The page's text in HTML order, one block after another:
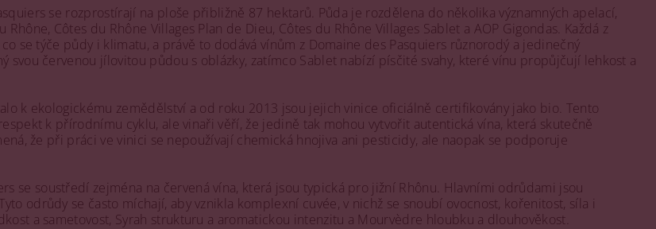
se rozprostírají na ploše přibližně 87 hektarů. Půda je rozdělena do několika významných apelací,
Rhône, Côtes du Rhône Villages Plan de Dieu, Côtes du Rhône Villages Sablet a AOP Gigondas. Každá z
se týče půdy i klimatu, a právě to dodává vínům z Domaine des Pasquiers různorodý a jedinečný
svou červenou jílovitou půdou s oblázky, zatímco Sablet nabízí písčité svahy, které vínu propůjčují lehkost a
k ekologickému zemědělství a od roku 2013 jsou jejich vinice oficiálně certifikovány jako bio. Tento
k přírodnímu cyklu, ale vinaři věří, že jedině tak mohou vytvořit autentická vína, která skutečně
že při práci ve vinici se nepoužívají chemická hnojiva ani pesticidy, ale naopak se podporuje
se soustředí zejména na červená vína, která jsou typická pro jižní Rhônu. Hlavními odrůdami jsou
odrůdy se často míchají, aby vznikla komplexní cuvée, v nichž se snoubí ovocnost, kořenitost, síla i
a sametovost, Syrah strukturu a aromatickou intenzitu a Mourvèdre hloubku a dlouhověkost.